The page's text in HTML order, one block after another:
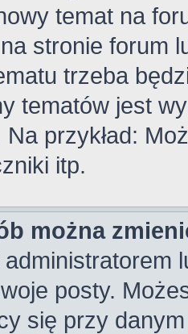
temat na
stronie forum
trzeba
tematów jest
przykład:
itp.
można
posty.
się przy